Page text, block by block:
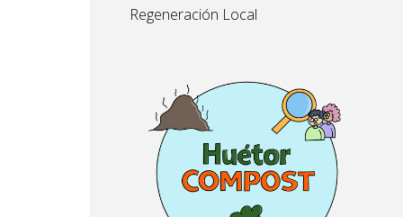
Regeneración Local